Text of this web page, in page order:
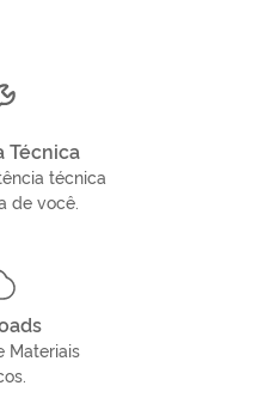
Técnica
técnica
de você.
Materiais